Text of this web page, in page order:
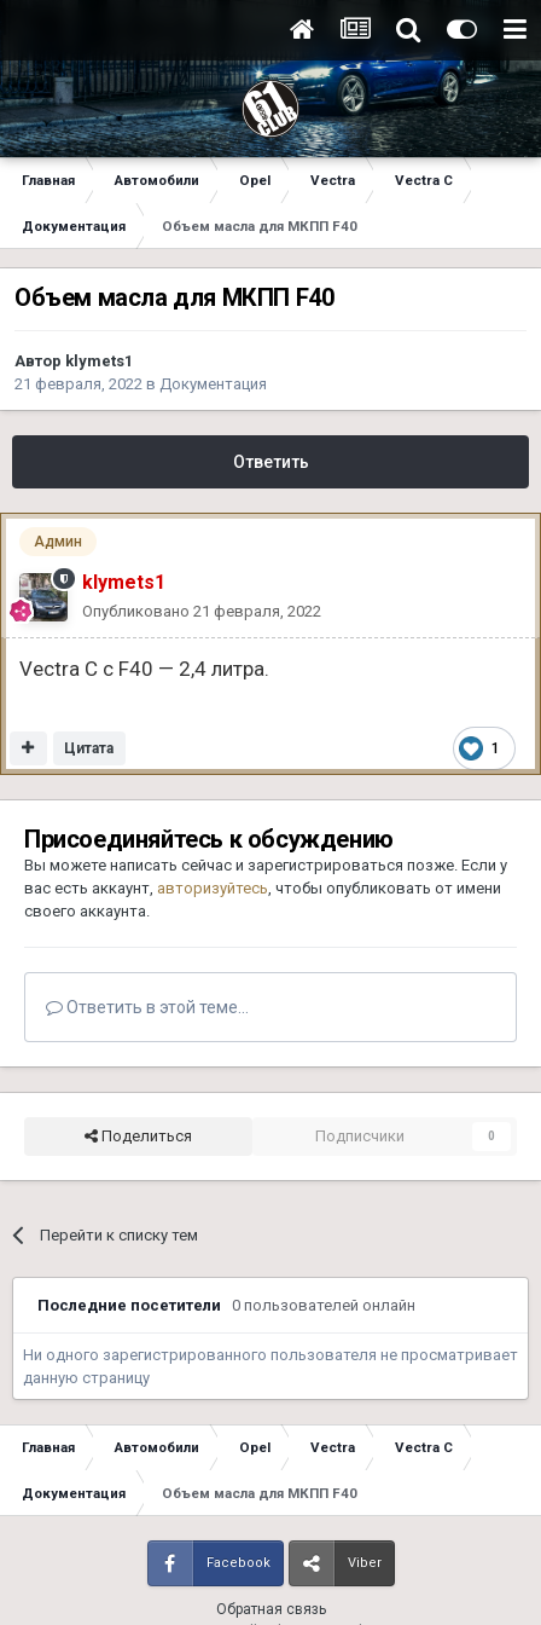
Главная Автомобили Opel Vectra Vectra C
Документация Объем масла для МКПП F40
Объем масла для МКПП F40
Автор klymets1
21 февраля, 2022 в Документация
Ответить
Админ
klymets1
Опубликовано 21 февраля, 2022
Vectra C c F40 — 2,4 литра.
1
Цитата
Присоединяйтесь к обсуждению
Вы можете написать сейчас и зарегистрироваться позже. Если у
вас есть аккаунт, авторизуйтесь , чтобы опубликовать от имени
своего аккаунта.
Ответить в этой теме...
Поделиться Подписчики 0
Перейти к списку тем
Последние посетители 0 пользователей онлайн
Ни одного зарегистрированного пользователя не просматривает
данную страницу
Главная Автомобили Opel Vectra Vectra C
Документация Объем масла для МКПП F40
Обратная связь
Facebook Viber